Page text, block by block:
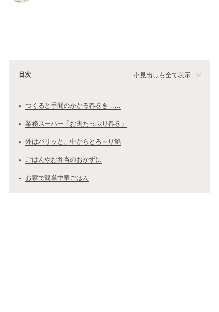
目次 小見出しも全て表示
つくると手間のかかる春巻き……
業務スーパー「お肉たっぷり春巻」
外はパリッと、中からとろ～り餡
ごはんやお弁当のおかずに
お家で簡単中華ごはん